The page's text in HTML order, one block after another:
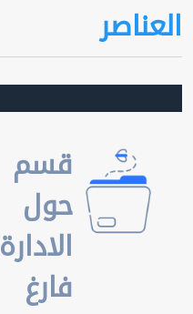
العناصر
قسم
حول
الادارة
فارغ